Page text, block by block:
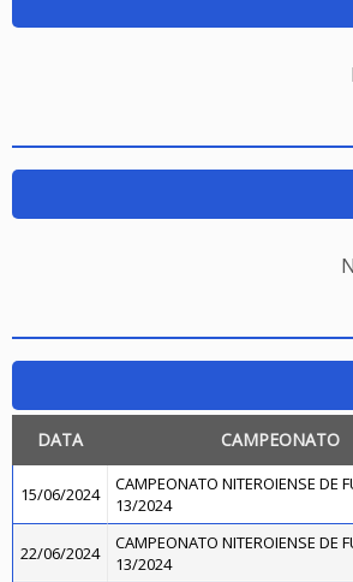
DATA CAMPEONATO
15/06/2024
CAMPEONATO NITEROIENSE DE
13/2024
22/06/2024
CAMPEONATO NITEROIENSE DE
13/2024